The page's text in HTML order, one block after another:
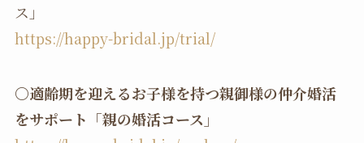
ス」
https://happy-bridal.jp/trial/
〇適齢期を迎えるお子様を持つ親御様の仲介婚活
をサポート「親の婚活コース」